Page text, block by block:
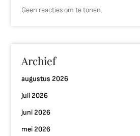
Geen reacties om te tonen.
Archief
augustus 2026
juli 2026
juni 2026
mei 2026